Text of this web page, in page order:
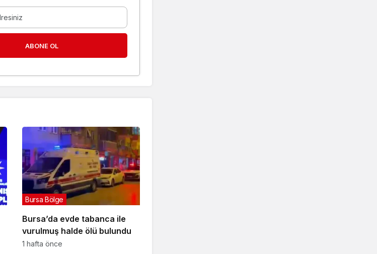
ABONE OL
Bursa’da evde tabanca ile
vurulmuş halde ölü bulundu
Bursa Bölge
1 hafta önce